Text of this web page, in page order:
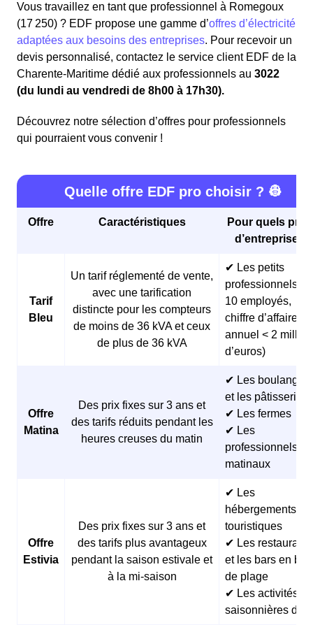
Vous travaillez en tant que professionnel à Romegoux
(17 250) ? EDF propose une gamme d’offres d’électricité
adaptées aux besoins des entreprises. Pour recevoir un
devis personnalisé, contactez le service client EDF de la
Charente-Maritime dédié aux professionnels au 3022
(du lundi au vendredi de 8h00 à 17h30).
Découvrez notre sélection d’offres pour professionnels
qui pourraient vous convenir !
Quelle offre EDF pro choisir ? 👷
Offre Caractéristiques
Pour quels
d’entreprises
Tarif
Bleu
Un tarif réglementé de vente,
avec une tarification
distincte pour les compteurs
de moins de 36 kVA et ceux
de plus de 36 kVA
✔ Les petits
professionnels (<
10 employés,
chiffre d’affaires
annuel < 2
d’euros)
Offre
Matina
Des prix fixes sur 3 ans et
des tarifs réduits pendant les
heures creuses du matin
✔ Les
et les pâtisseries
✔ Les fermes
✔ Les
professionnels
matinaux
Offre
Estivia
Des prix fixes sur 3 ans et
des tarifs plus avantageux
pendant la saison estivale et
à la mi-saison
✔ Les
hébergements
touristiques
✔ Les restaurants
et les bars en
de plage
✔ Les activités
saisonnières